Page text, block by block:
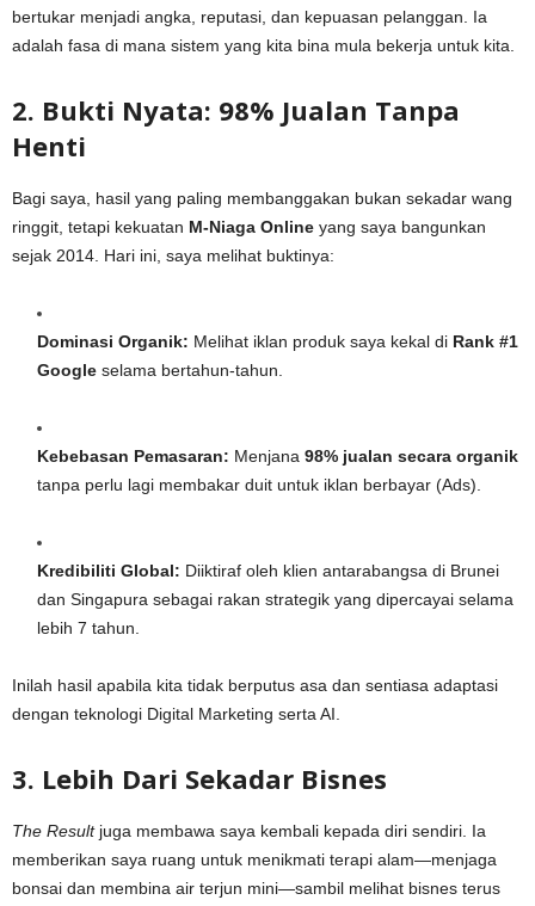
bertukar menjadi angka, reputasi, dan kepuasan pelanggan. Ia
adalah fasa di mana sistem yang kita bina mula bekerja untuk kita.
2. Bukti Nyata: 98% Jualan Tanpa
Henti
Bagi saya, hasil yang paling membanggakan bukan sekadar wang
ringgit, tetapi kekuatan M-Niaga Online yang saya bangunkan
sejak 2014. Hari ini, saya melihat buktinya:
Dominasi Organik: Melihat iklan produk saya kekal di Rank #1
Google selama bertahun-tahun.
Kebebasan Pemasaran: Menjana 98% jualan secara organik
tanpa perlu lagi membakar duit untuk iklan berbayar (Ads).
Kredibiliti Global: Diiktiraf oleh klien antarabangsa di Brunei
dan Singapura sebagai rakan strategik yang dipercayai selama
lebih 7 tahun.
Inilah hasil apabila kita tidak berputus asa dan sentiasa adaptasi
dengan teknologi Digital Marketing serta AI.
3. Lebih Dari Sekadar Bisnes
The Resultjuga membawa saya kembali kepada diri sendiri. Ia
memberikan saya ruang untuk menikmati terapi alam—menjaga
bonsai dan membina air terjun mini—sambil melihat bisnes terus